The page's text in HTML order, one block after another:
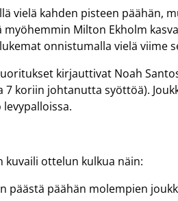
vielä kahden pisteen päähän,
myöhemmin Milton Ekholm
onnistumalla vielä viime
kirjauttivat Noah
7 koriin johtanutta syöttöä).
kuvaili ottelun kulkua näin:
päästä päähän molempien